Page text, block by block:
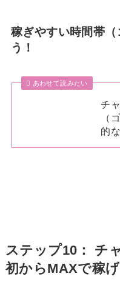
稼ぎやすい時間帯
う！
あわせて読みたい
チ
（
的
ステップ10： チ
初からMAXで稼